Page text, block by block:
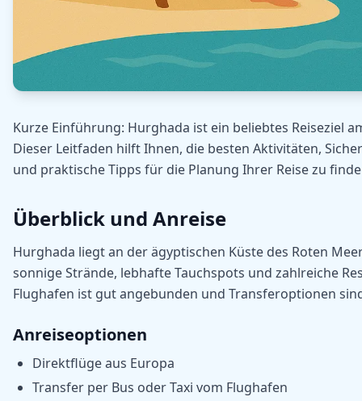
Kurze Einführung: Hurghada ist ein beliebtes Reiseziel
Dieser Leitfaden hilft Ihnen, die besten Aktivitäten,
und praktische Tipps für die Planung Ihrer Reise zu
Überblick und Anreise
Hurghada liegt an der ägyptischen Küste des Roten
sonnige Strände, lebhafte Tauchspots und zahlreiche
Flughafen ist gut angebunden und Transferoptionen
Anreiseoptionen
Direktflüge aus Europa
Transfer per Bus oder Taxi vom Flughafen